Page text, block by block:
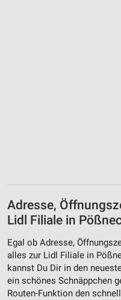
Adresse,
Lidl Filiale in
Egal ob Adresse,
alles zur Lidl Filiale in
kannst Du Dir in den
ein schönes Schnäppchen
Routen-Funktion den